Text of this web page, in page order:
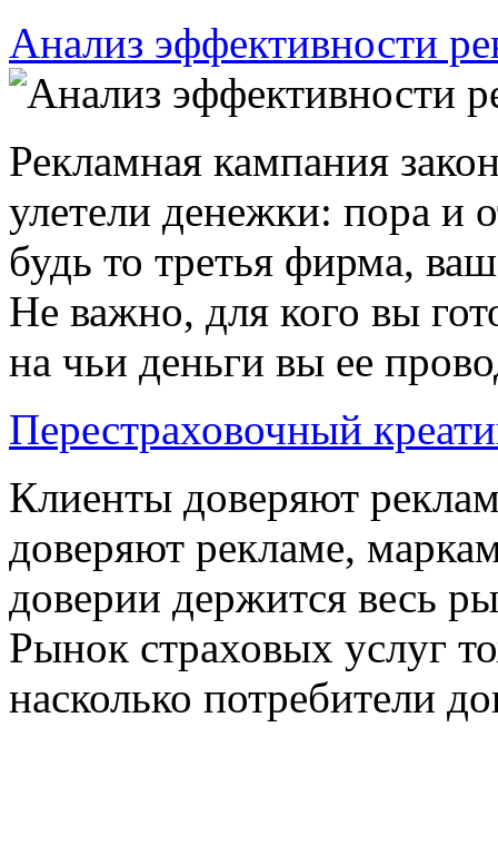
Анализ эффективности
Рекламная кампания
улетели денежки: пора и
будь то третья фирма,
Не важно, для кого вы
на чьи деньги вы ее
Перестраховочный
Клиенты доверяют
доверяют рекламе,
доверии держится весь
Рынок страховых услуг
насколько потребители